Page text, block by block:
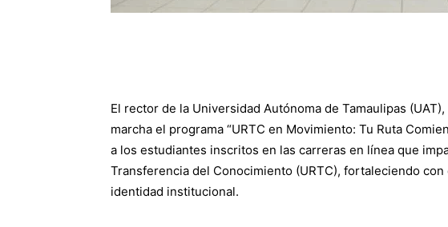
El rector de la Universidad Autónoma de Tamaulipas
marcha el programa “URTC en Movimiento: Tu Ruta
a los estudiantes inscritos en las carreras en línea que
Transferencia del Conocimiento (URTC), fortaleciendo
identidad institucional.